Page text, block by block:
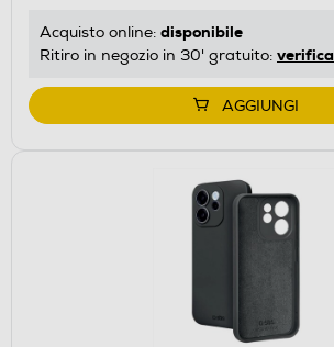
Acquisto online: disponibile
Ritiro in negozio in 30' gratuito: verifica
AGGIUNGI